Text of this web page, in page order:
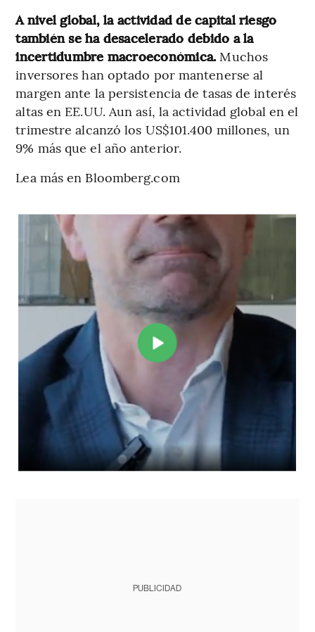
A nivel global, la actividad de capital riesgo
también se ha desacelerado debido a la
incertidumbre macroeconómica. Muchos
inversores han optado por mantenerse al
margen ante la persistencia de tasas de interés
altas en EE.UU. Aun así, la actividad global en el
trimestre alcanzó los US$101.400 millones, un
9% más que el año anterior.
Lea más en Bloomberg.com
PUBLICIDAD